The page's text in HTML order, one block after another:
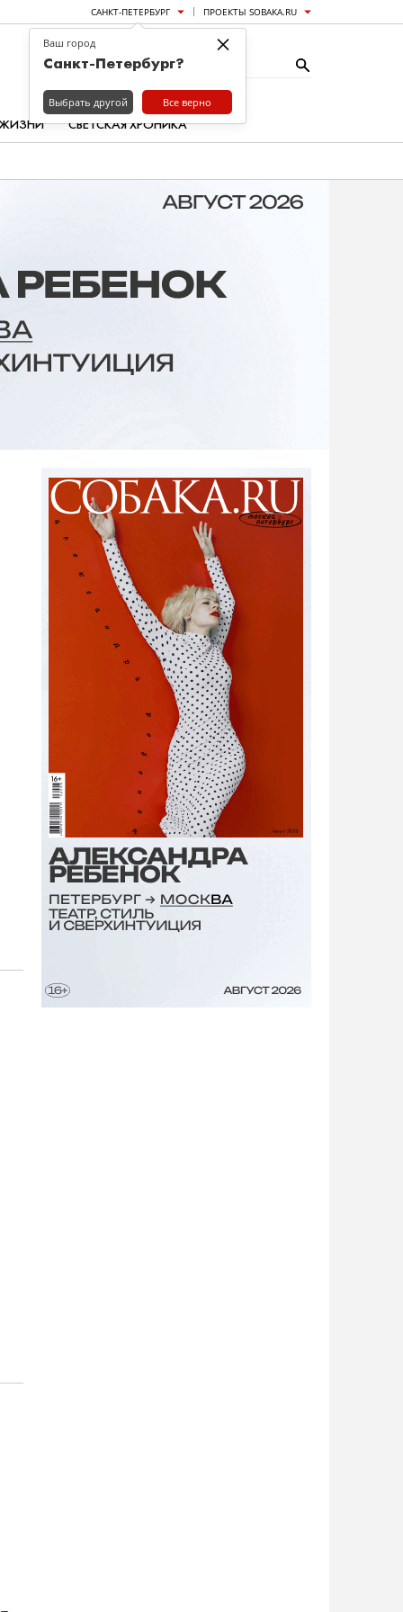
САНКТ-ПЕТЕРБУРГ ПРОЕКТЫ SOBAKA.RU
СВЕТСКАЯ ХРОНИКА
×
Ваш город
Санкт-Петербург?
Выбрать другой Все верно